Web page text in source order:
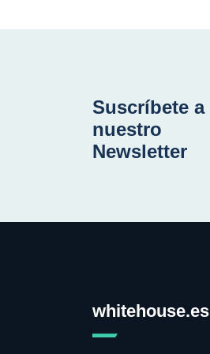
Suscríbete a
nuestro
Newsletter
whitehouse.es